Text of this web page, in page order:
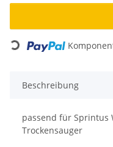
Loading...
Beschreibung
passend für Sprintus
Trockensauger